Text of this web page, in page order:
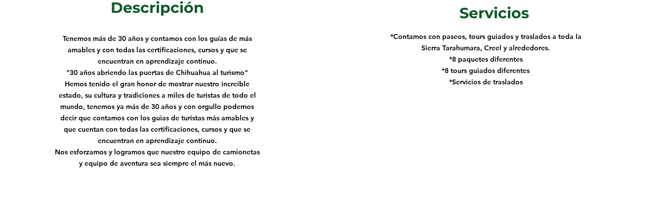
Descripción
Tenemos más de 30 años y contamos con los guías de más
amables y con todas las certificaciones, cursos y que se
encuentran en aprendizaje continuo.
"30 años abriendo las puertas de Chihuahua al turismo"
Hemos tenido el gran honor de mostrar nuestro increible
estado, su cultura y tradiciones a miles de turistas de todo el
mundo, tenemos ya más de 30 años y con orgullo podemos
decir que contamos con los guias de turistas más amables y
que cuentan con todas las certificaciones, cursos y que se
encuentran en aprendizaje continuo.
Nos esforzamos y logramos que nuestro equipo de camionetas
y equipo de aventura sea siempre el más nuevo.
Servicios
*Contamos con paseos, tours guiados y traslados a toda la
Sierra Tarahumara, Creel y alrededores.
*8 paquetes diferentes
*8 tours guiados diferentes
*Servicios de traslados